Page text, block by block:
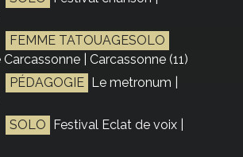
FEMME TATOUAGESOLO
| Carcassonne (11)
PÉDAGOGIE Le metronum |
SOLO Festival Eclat de voix |